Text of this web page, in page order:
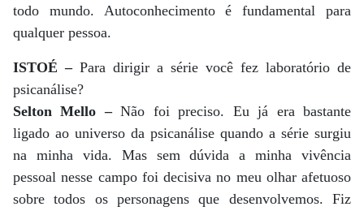
todo mundo. Autoconhecimento é fundamental para
qualquer pessoa.
ISTOÉ – Para dirigir a série você fez laboratório de
psicanálise?
Selton Mello –Não foi preciso. Eu já era bastante
ligado ao universo da psicanálise quando a série surgiu
na minha vida. Mas sem dúvida a minha vivência
pessoal nesse campo foi decisiva no meu olhar afetuoso
sobre todos os personagens que desenvolvemos. Fiz